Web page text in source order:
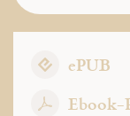
ePUB
Ebook-